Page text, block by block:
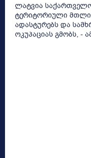
ლატვია
ტერიტორიული
ადასტურებს და
ოკუპაციას გმობს, -